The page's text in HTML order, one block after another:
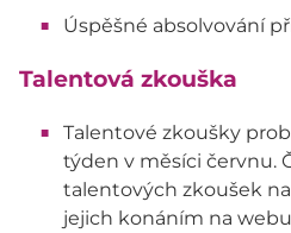
Úspěšné absolvování
Talentová zkouška
Talentové zkoušky
týden v měsíci červnu.
talentových zkoušek
jejich konáním na